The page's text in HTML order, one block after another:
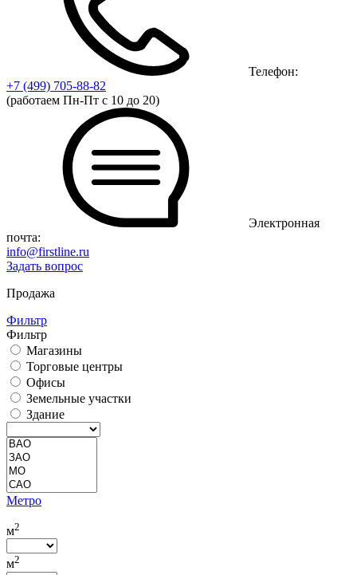
Телефон:
+7 (499) 705-88-82
(работаем Пн-Пт с 10 до 20)
Электронная
почта:
info@firstline.ru
Задать вопрос
Продажа
Фильтр
Фильтр
Магазины
Торговые центры
Офисы
Земельные участки
Здание
Метро
м2
м2